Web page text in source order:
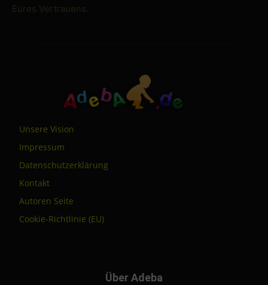
Eures Vertrauens.
Unsere Vision
Impressum
Datenschutzerklärung
Kontakt
Autoren Seite
Cookie-Richtlinie (EU)
Über Adeba